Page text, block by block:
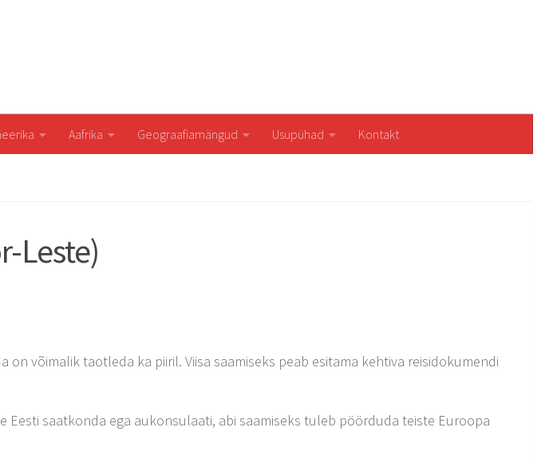
Aafrika Geograafiamängud Usupühad Kontakt
Leste)
on võimalik taotleda ka piiril. Viisa saamiseks peab esitama kehtiva reisidokumendi
Eesti saatkonda ega aukonsulaati, abi saamiseks tuleb pöörduda teiste Euroopa